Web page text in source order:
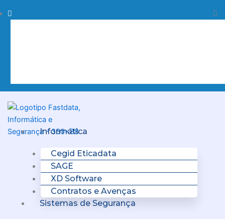
to
Procurar
Informática
Cegid Eticadata
SAGE
XD Software
Contratos e Avenças
Sistemas de Segurança
Menu